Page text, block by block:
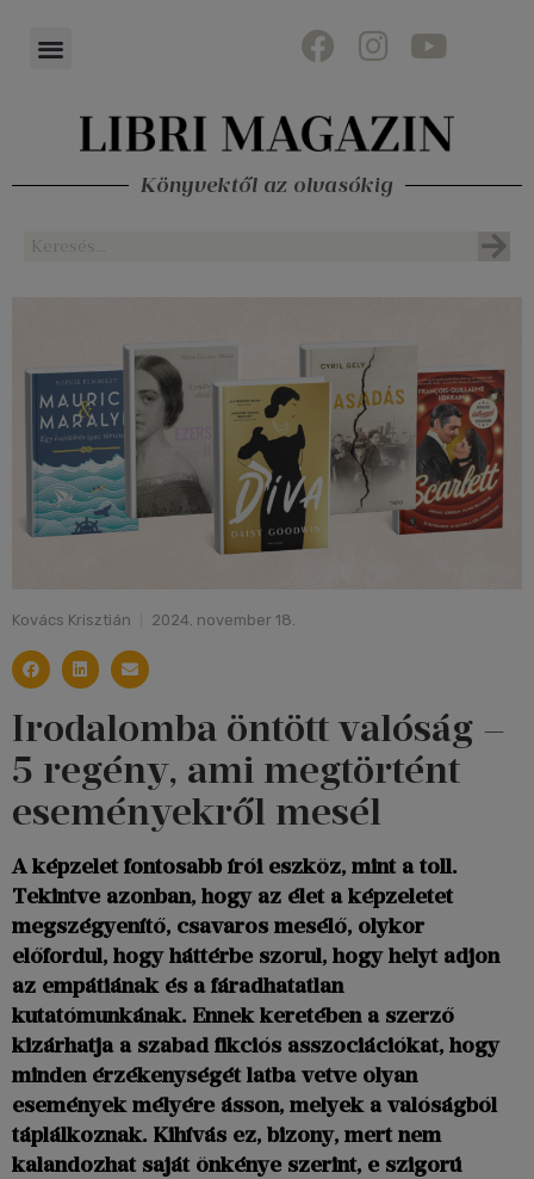
Könyvektől az olvasókig
Kovács Krisztián 2024. november 18.
Irodalomba öntött valóság –
5 regény, ami megtörtént
eseményekről mesél
A képzelet fontosabb írói eszköz, mint a toll.
Tekintve azonban, hogy az élet a képzeletet
megszégyenítő, csavaros mesélő, olykor
előfordul, hogy háttérbe szorul, hogy helyt adjon
az empátiának és a fáradhatatlan
kutatómunkának. Ennek keretében a szerző
kizárhatja a szabad fikciós asszociációkat, hogy
minden érzékenységét latba vetve olyan
események mélyére ásson, melyek a valóságból
táplálkoznak. Kihívás ez, bizony, mert nem
kalandozhat saját önkénye szerint, e szigorú